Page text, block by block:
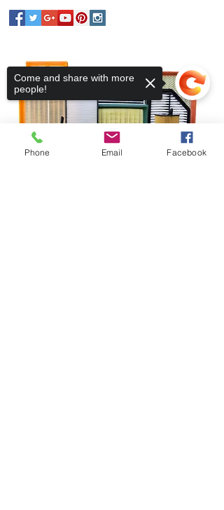
Phone Email Facebook
Come and share with more
people!